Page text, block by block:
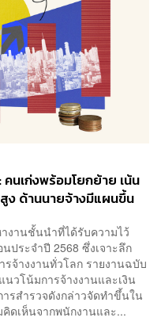
นเก่งพร้อมโยกย้าย เน้น
ง ด้านนายจ้างมีแผนขึ้น
งานชั้นนำที่ได้รับความไว้
นประจำปี 2568 ซึ่งเจาะลึก
จ้างงานทั่วโลก รายงานฉบับ
วโน้มการจ้างงานและเงิน
รสำรวจดังกล่าวจัดทำขึ้นใน
ดเห็นจากพนักงานและ...